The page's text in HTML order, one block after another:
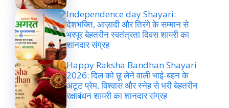
Independence day Shayari:
देशभक्ति, आज़ादी और तिरंगे के सम्मान से
भरपूर बेहतरीन स्वतंत्रता दिवस शायरी का
शानदार संग्रह
Happy Raksha Bandhan Shayari
2026: दिल को छू लेने वाली भाई-बहन के
अटूट प्रेम, विश्वास और स्नेह से भरी बेहतरीन
रक्षाबंधन शायरी का शानदार संग्रह